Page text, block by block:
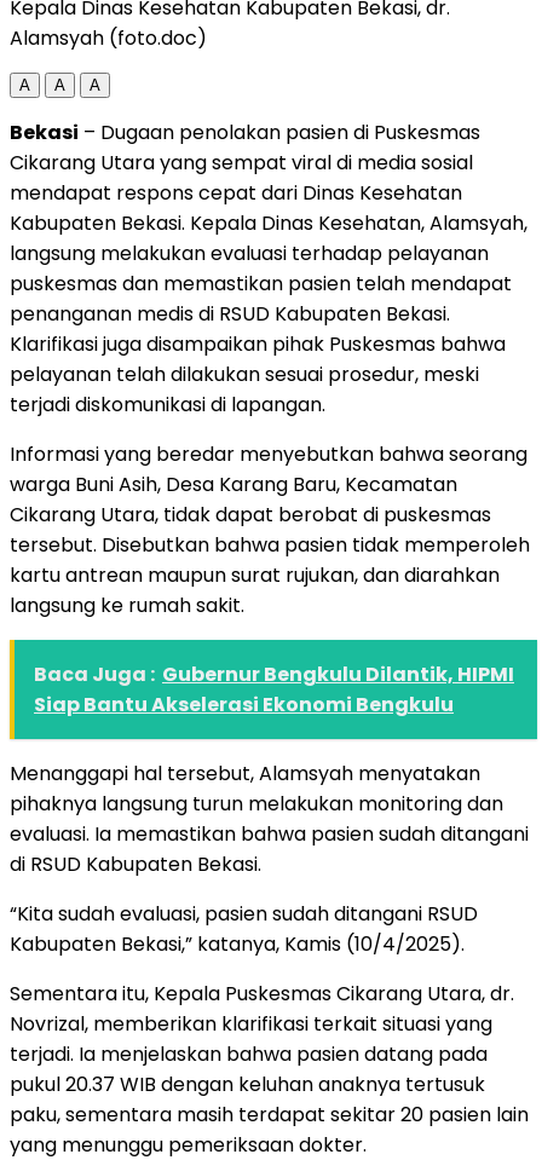
Kepala Dinas Kesehatan Kabupaten Bekasi, dr.
Alamsyah (foto.doc)
A A A
Bekasi – Dugaan penolakan pasien di Puskesmas
Cikarang Utara yang sempat viral di media sosial
mendapat respons cepat dari Dinas Kesehatan
Kabupaten Bekasi. Kepala Dinas Kesehatan, Alamsyah,
langsung melakukan evaluasi terhadap pelayanan
puskesmas dan memastikan pasien telah mendapat
penanganan medis di RSUD Kabupaten Bekasi.
Klarifikasi juga disampaikan pihak Puskesmas bahwa
pelayanan telah dilakukan sesuai prosedur, meski
terjadi diskomunikasi di lapangan.
Informasi yang beredar menyebutkan bahwa seorang
warga Buni Asih, Desa Karang Baru, Kecamatan
Cikarang Utara, tidak dapat berobat di puskesmas
tersebut. Disebutkan bahwa pasien tidak memperoleh
kartu antrean maupun surat rujukan, dan diarahkan
langsung ke rumah sakit.
Baca Juga : Gubernur Bengkulu Dilantik, HIPMI
Siap Bantu Akselerasi Ekonomi Bengkulu
Menanggapi hal tersebut, Alamsyah menyatakan
pihaknya langsung turun melakukan monitoring dan
evaluasi. Ia memastikan bahwa pasien sudah ditangani
di RSUD Kabupaten Bekasi.
“Kita sudah evaluasi, pasien sudah ditangani RSUD
Kabupaten Bekasi,” katanya, Kamis (10/4/2025).
Sementara itu, Kepala Puskesmas Cikarang Utara, dr.
Novrizal, memberikan klarifikasi terkait situasi yang
terjadi. Ia menjelaskan bahwa pasien datang pada
pukul 20.37 WIB dengan keluhan anaknya tertusuk
paku, sementara masih terdapat sekitar 20 pasien lain
yang menunggu pemeriksaan dokter.